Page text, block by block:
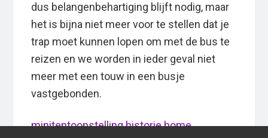
dus belangenbehartiging blijft nodig, maar
het is bijna niet meer voor te stellen dat je
trap moet kunnen lopen om met de bus te
reizen en we worden in ieder geval niet
meer met een touw in een busje
vastgebonden.
minitentoonstelling historie home